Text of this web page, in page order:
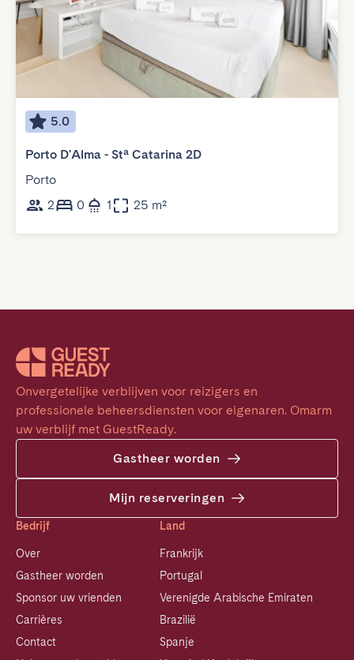
5.0
Porto D'Alma - Stª Catarina 2D
Porto
2
0 1 25 m²
Onvergetelijke verblijven voor reizigers en
professionele beheersdiensten voor eigenaren. Omarm
uw verblijf met GuestReady.
Gastheer worden
Mijn reserveringen
Bedrijf
Over
Gastheer worden
Sponsor uw vrienden
Carrières
Contact
Land
Frankrijk
Portugal
Verenigde Arabische Emiraten
Brazilië
Spanje